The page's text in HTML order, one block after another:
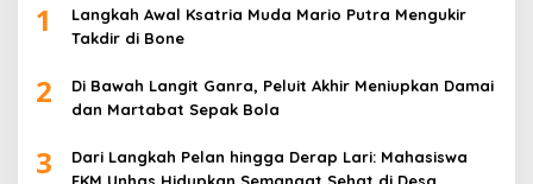
1
Langkah Awal Ksatria Muda Mario Putra Mengukir
Takdir di Bone
2
Di Bawah Langit Ganra, Peluit Akhir Meniupkan Damai
dan Martabat Sepak Bola
3
Dari Langkah Pelan hingga Derap Lari: Mahasiswa